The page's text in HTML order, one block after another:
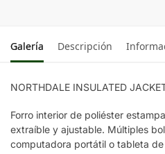
Galería Descripción
NORTHDALE INSULATED
Forro interior de poliéster
extraíble y ajustable. Múltiples
computadora portátil o tableta de